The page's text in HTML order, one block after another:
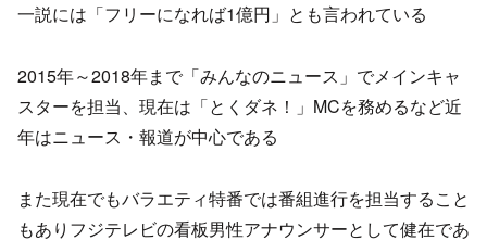
一説には「フリーになれば1億円」とも言われている
2015年～2018年まで「みんなのニュース」でメインキャ
スターを担当、現在は「とくダネ！」MCを務めるなど近
年はニュース・報道が中心である
また現在でもバラエティ特番では番組進行を担当すること
もありフジテレビの看板男性アナウンサーとして健在であ